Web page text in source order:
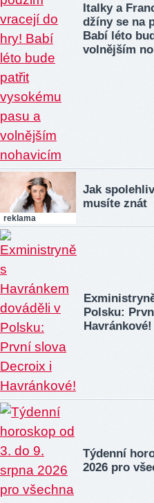
Italky a
džíny se na
Babí léto
volnějším
reklama
Jak
musíte znát
Polsku:
Havránkové!
Týdenní
2026 pro